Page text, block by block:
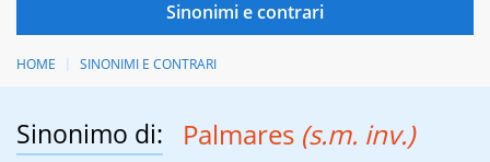
HOME SINONIMI E CONTRARI
Sinonimo di: Palmares (s.m. inv.)